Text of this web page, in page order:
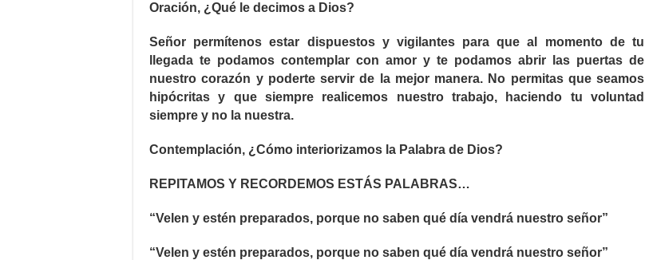
Oración, ¿Qué le decimos a Dios?
Señor permítenos estar dispuestos y vigilantes para que al momento de tu
llegada te podamos contemplar con amor y te podamos abrir las puertas de
nuestro corazón y poderte servir de la mejor manera. No permitas que seamos
hipócritas y que siempre realicemos nuestro trabajo, haciendo tu voluntad
siempre y no la nuestra.
Contemplación, ¿Cómo interiorizamos la Palabra de Dios?
REPITAMOS Y RECORDEMOS ESTÁS PALABRAS…
“Velen y estén preparados, porque no saben qué día vendrá nuestro señor”
“Velen y estén preparados, porque no saben qué día vendrá nuestro señor”